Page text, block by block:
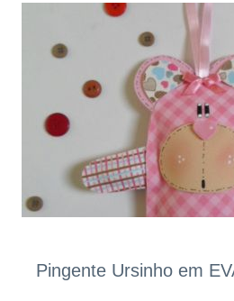
Pingente Ursinho em